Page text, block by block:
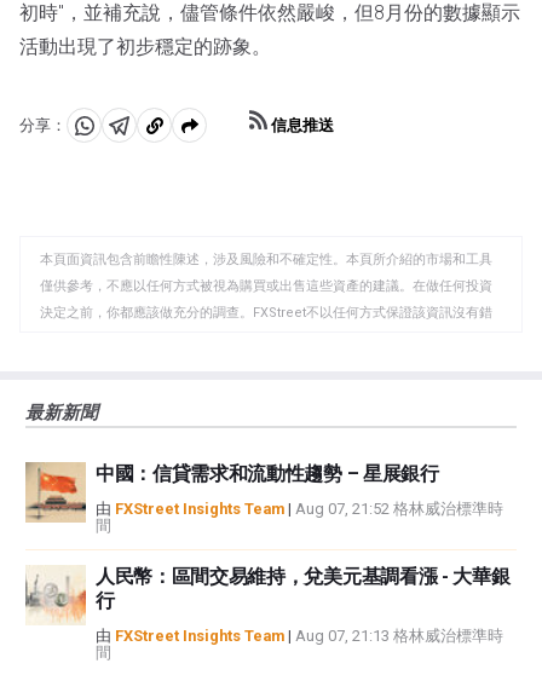
初時"，並補充說，儘管條件依然嚴峻，但8月份的數據顯示
活動出現了初步穩定的跡象。
分享：
分 分 複
板
信息推送
本頁面資訊包含前瞻性陳述，涉及風險和不確定性。本頁所介紹的市場和工具
僅供參考，不應以任何方式被視為購買或出售這些資產的建議。在做任何投資
決定之前，你都應該做充分的調查。FXStreet不以任何方式保證該資訊沒有錯
觀點，並不代表FXStreet或其廣告商的官方政策或立場。作者不對本頁連結的
如果文章正文中沒有明確提到，在撰寫本文時，作者在本文中提到的任何股票
中都沒有頭寸，也沒有與文中提到的任何公司有業務關係。除了FXStreet，作
者沒有收到撰寫這篇文章的報酬。
FXStreet和作者不提供個性化的建議。作者對該資訊的準確性、完整性或適用
性不作任何陳述。FXStreet和作者將不承擔任何錯誤，遺漏或任何損失，傷害
或損害由此資訊及其顯示或使用引起的。錯誤和遺漏除外。本文作者和
FXStreet並非註冊投資顧問，本文內容無意提供任何投資建議。
最新新聞
中國：信貸需求和流動性趨勢 – 星展銀行
由 FXStreet Insights Team | Aug 07, 21:52 格林威治標準時
間
人民幣：區間交易維持，兌美元基調看漲 - 大華銀
行
由 FXStreet Insights Team | Aug 07, 21:13 格林威治標準時
間